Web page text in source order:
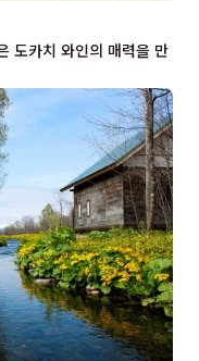
도카치 와인의 매력을 만